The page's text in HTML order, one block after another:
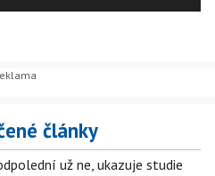
články
už ne, ukazuje studie